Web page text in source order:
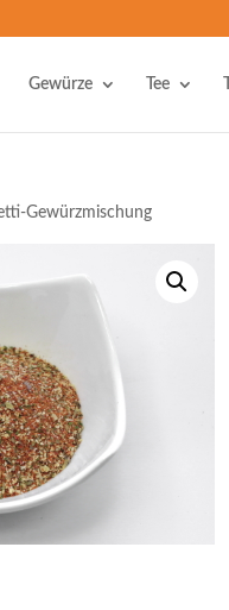
Gewürze Tee
Gewürzmischung